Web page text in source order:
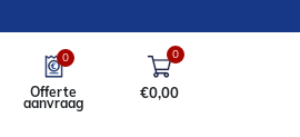
0
Offerte
aanvraag
0
€0,00